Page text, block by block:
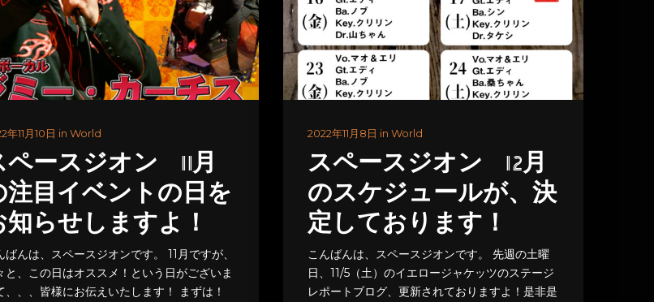
年11月10日 in World
ペースジオン 11月
注目イベントの日を
知らせしますよ！
ばんは、スペースジオンです。 11月ですが、
と、この日はオススメ！という日がございま
、、、皆様にお伝えいたします！ まずは！
2022年11月8日 in World
スペースジオン 12月
のスケジュールが、決
定しております！
こんばんは、スペースジオンです。 先週の土曜
日、11/5（土）のイエロージャケッツのステージ
レポートブログ、更新されておりますよ！是非是